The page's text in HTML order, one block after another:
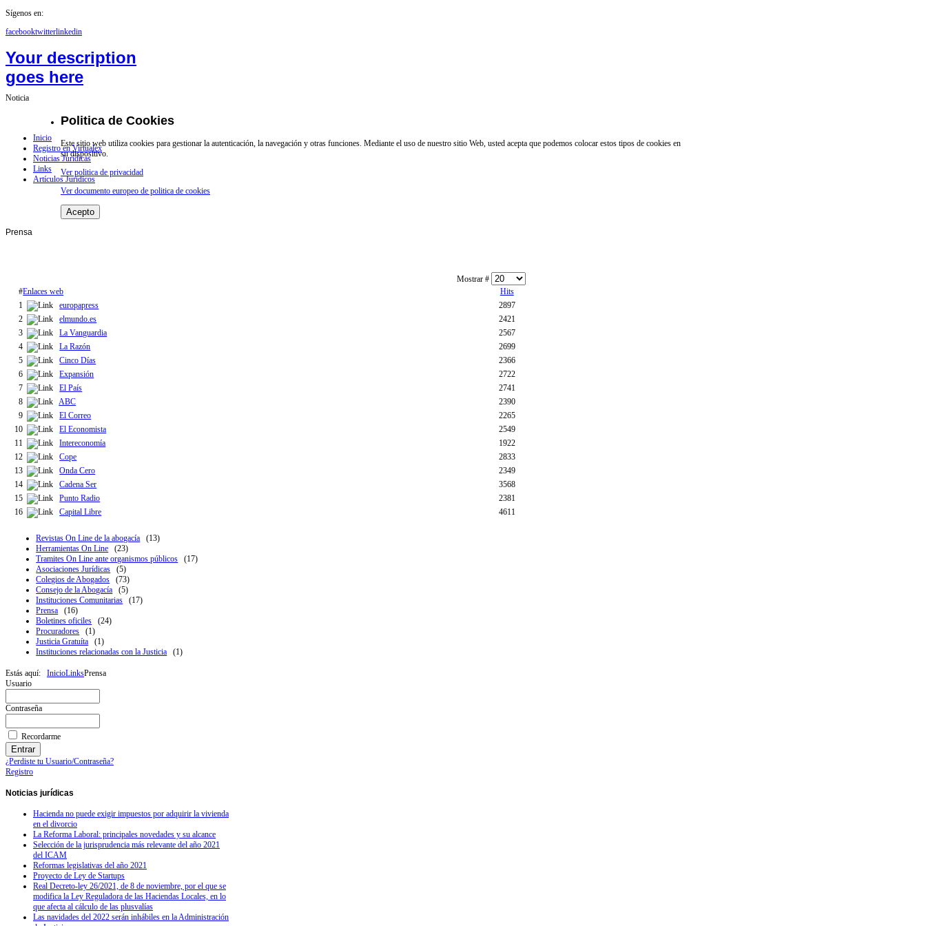
Sígenos en:
facebooktwitterlinkedin
Your description
goes here
Inicio
Registro en Virtualex
Noticias Jurídicas
Links
Artículos Jurídicos
Noticia
Politica de Cookies
Este sitio web utiliza cookies para gestionar la autenticación, la navegación y otras funciones. Mediante el uso de nuestro sitio Web, usted acepta que podemos colocar estos tipos de cookies en
su dispositivo.
Ver politica de privacidad
Ver documento europeo de politica de cookies
Acepto
Prensa
Mostrar #
#Enlaces web
Hits
1
europapress
2897
2
elmundo.es
2421
3
La Vanguardia
2567
4
La Razón
2699
5
Cinco Días
2366
6
Expansión
2722
7
El País
2741
8
ABC
2390
9
El Correo
2265
10
El Economista
2549
11
Intereconomía
1922
12
Cope
2833
13
Onda Cero
2349
14
Cadena Ser
3568
15
Punto Radio
2381
16
Capital Libre 4611
Revistas On Line de la abogacía
(13)
Herramientas On Line
(23)
Tramites On Line ante organismos públicos
(17)
Asociaciones Jurídicas
(5)
Colegios de Abogados
(73)
Consejo de la Abogacía
(5)
Instituciones Comunitarias
(17)
Prensa
(16)
Boletines oficiles
(24)
Procuradores
(1)
Justicia Gratuíta
(1)
Instituciones relacionadas con la Justicia
(1)
Estás aquí: InicioLinksPrensa
Usuario
Contraseña
Recordarme
¿Perdiste tu Usuario/Contraseña?
Registro
Noticias jurídicas
Hacienda no puede exigir impuestos por adquirir la vivienda
en el divorcio
La Reforma Laboral: principales novedades y su alcance
Selección de la jurisprudencia más relevante del año 2021
del ICAM
Reformas legislativas del año 2021
Proyecto de Ley de Startups
Real Decreto-ley 26/2021, de 8 de noviembre, por el que se
modifica la Ley Reguladora de las Haciendas Locales, en lo
que afecta al cálculo de las plusvalías
Las navidades del 2022 serán inhábiles en la Administración